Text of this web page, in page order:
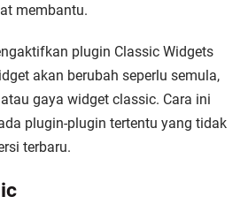
membantu.
plugin Classic Widgets
akan berubah seperlu semula,
gaya widget classic. Cara ini
plugin-plugin tertentu yang tidak
terbaru.